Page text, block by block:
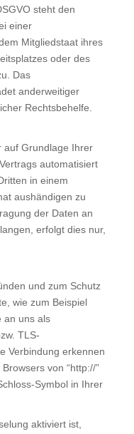
steht den
einer
Mitgliedstaat ihres
oder des
Das
anderweitiger
Rechtsbehelfe.
auf Grundlage Ihrer
automatisiert
in einem
aushändigen zu
der Daten an
erfolgt dies nur,
und zum Schutz
wie zum Beispiel
an uns als
TLS-
Verbindung erkennen
von “http://”
Symbol in Ihrer
aktiviert ist,